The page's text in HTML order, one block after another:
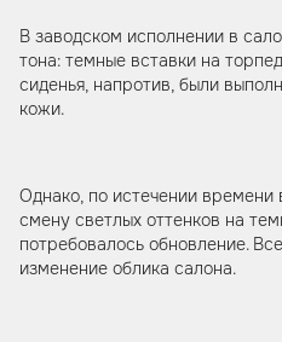
В заводском исполнении в
тона: темные вставки на
сиденья, напротив, были
кожи.
Однако, по истечении времени
смену светлых оттенков на
потребовалось обновление.
изменение облика салона.